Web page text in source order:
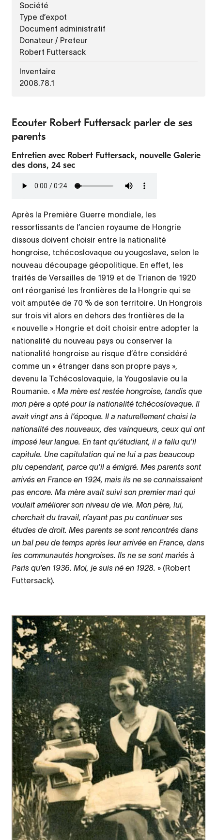
Société
Type d’expot
Document administratif
Donateur / Preteur
Robert Futtersack
Inventaire
2008.78.1
Ecouter Robert Futtersack parler de ses
parents
Entretien avec Robert Futtersack, nouvelle Galerie
des dons, 24 sec
audio
Après la Première Guerre mondiale, les
ressortissants de l’ancien royaume de Hongrie
dissous doivent choisir entre la nationalité
hongroise, tchécoslovaque ou yougoslave, selon le
nouveau découpage géopolitique. En effet, les
traités de Versailles de 1919 et de Trianon de 1920
ont réorganisé les frontières de la Hongrie qui se
voit amputée de 70 % de son territoire. Un Hongrois
sur trois vit alors en dehors des frontières de la
« nouvelle » Hongrie et doit choisir entre adopter la
nationalité du nouveau pays ou conserver la
nationalité hongroise au risque d’être considéré
comme un « étranger dans son propre pays »,
devenu la Tchécoslovaquie, la Yougoslavie ou la
Roumanie. « Ma mère est restée hongroise, tandis que
mon père a opté pour la nationalité tchécoslovaque. Il
avait vingt ans à l’époque. Il a naturellement choisi la
nationalité des nouveaux, des vainqueurs, ceux qui ont
imposé leur langue. En tant qu’étudiant, il a fallu qu’il
capitule. Une capitulation qui ne lui a pas beaucoup
plu cependant, parce qu’il a émigré. Mes parents sont
arrivés en France en 1924, mais ils ne se connaissaient
pas encore. Ma mère avait suivi son premier mari qui
voulait améliorer son niveau de vie. Mon père, lui,
cherchait du travail, n’ayant pas pu continuer ses
études de droit. Mes parents se sont rencontrés dans
un bal peu de temps après leur arrivée en France, dans
les communautés hongroises. Ils ne se sont mariés à
Paris qu’en 1936. Moi, je suis né en 1928. » (Robert
Futtersack).